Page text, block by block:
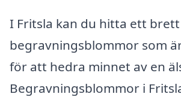
I Fritsla kan du hitta ett
begravningsblommor som
för att hedra minnet av en
Begravningsblommor i